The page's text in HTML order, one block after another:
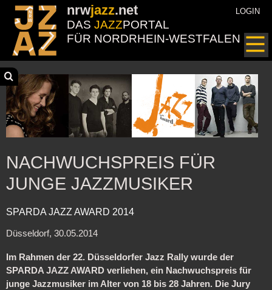
nrwjazz.net
DAS JAZZPORTAL
FÜR NORDRHEIN-WESTFALEN
LOGIN
NACHWUCHSPREIS FÜR
JUNGE JAZZMUSIKER
SPARDA JAZZ AWARD 2014
Düsseldorf, 30.05.2014
Im Rahmen der 22. Düsseldorfer Jazz Rally wurde der
SPARDA JAZZ AWARD verliehen, ein Nachwuchspreis für
junge Jazzmusiker im Alter von 18 bis 28 Jahren. Die Jury